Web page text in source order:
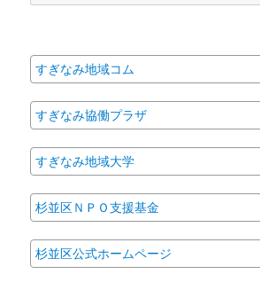
2021年11月
2021年9月
2021年7月
2021年6月
2021年4月
2021年3月
2021年2月
2021年1月
2020年11月